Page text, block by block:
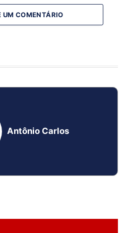
UM COMENTÁRIO
Antônio Carlos